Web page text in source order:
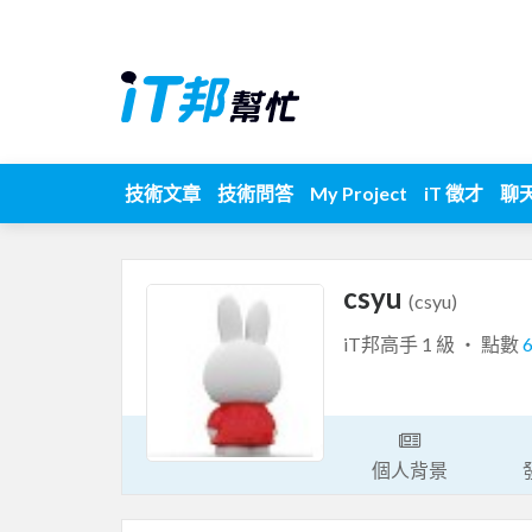
技術文章 技術問答 My Project iT 徵才 聊
csyu (csyu)
iT邦高手 1 級 ‧ 點數
個人背景